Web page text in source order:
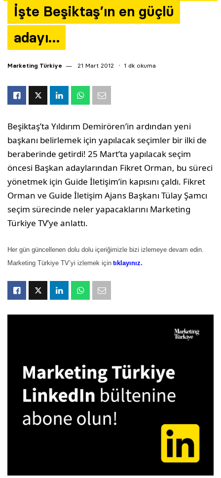
İşte Beşiktaş’ın en güçlü
adayı…
Marketing Türkiye 21 Mart 2012 1 dk okuma
Beşiktaş’ta Yıldırım Demirören’in ardından yeni
başkanı belirlemek için yapılacak seçimler bir ilki de
beraberinde getirdi! 25 Mart’ta yapılacak seçim
öncesi Başkan adaylarından Fikret Orman, bu süreci
yönetmek için Guide İletişim’in kapısını çaldı. Fikret
Orman ve Guide İletişim Ajans Başkanı Tülay Şamcı
seçim sürecinde neler yapacaklarını Marketing
Türkiye TV’ye anlattı.
Her gün güncellenen dolu dolu içeriğimizle bizi izlemeye devam edin.
Marketing Türkiye TV’yi izlemek için tıklayınız.
Yazarlar
Araştırma